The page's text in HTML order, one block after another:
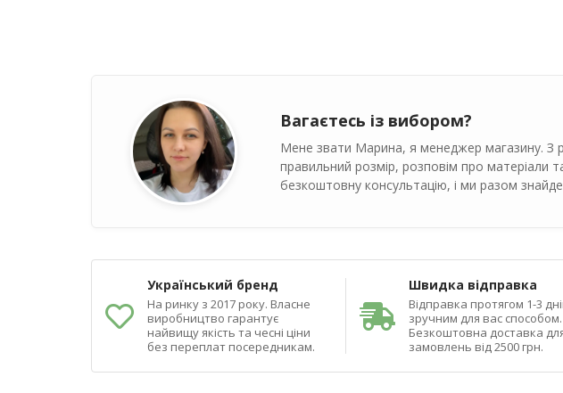
Вагаєтесь із вибором?
Мене звати Марина, я менеджер магазину. З
правильний розмір, розповім про матеріали
безкоштовну консультацію, і ми разом
Український бренд
На ринку з 2017 року. Власне
виробництво гарантує
найвищу якість та чесні ціни
без переплат посередникам.
Швидка відправка
Відправка протягом 1-3
зручним для вас способом.
Безкоштовна доставка
замовлень від 2500 грн.